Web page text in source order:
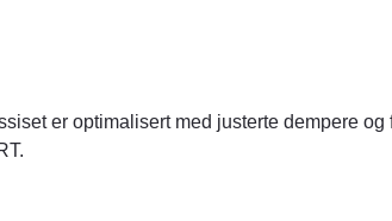
er optimalisert med justerte dempere